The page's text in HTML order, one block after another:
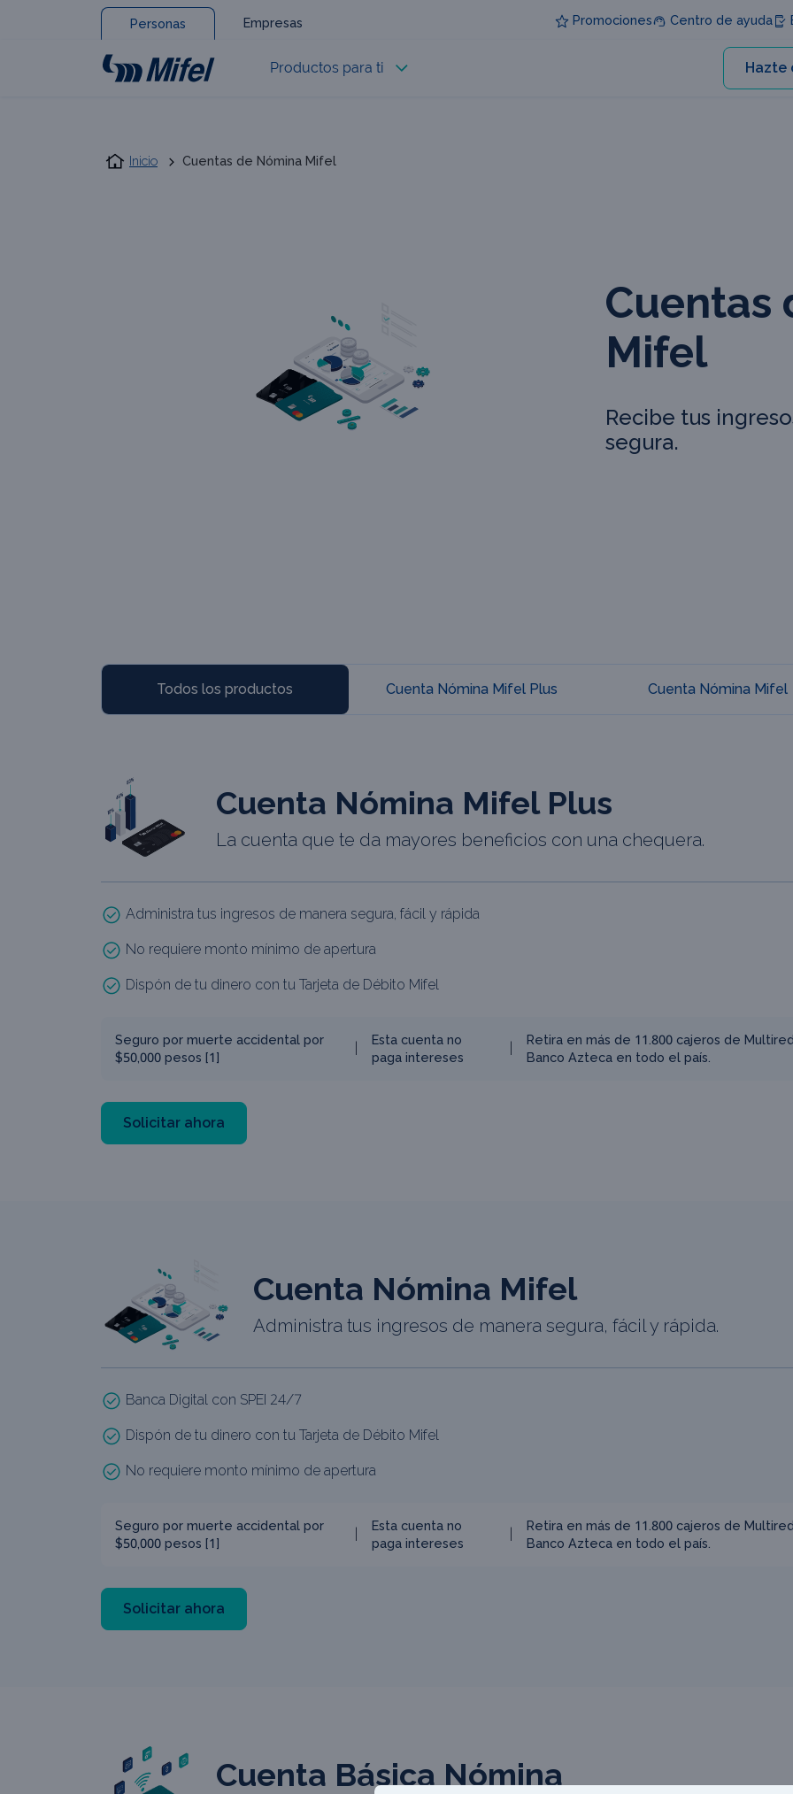
Personas Empresas Promociones Centro de ayuda
Productos para ti Hazte
Inicio Cuentas de Nómina Mifel
Cuentas
Mifel
Recibe tus
segura.
Todos los productos Cuenta Nómina Mifel Plus Cuenta Nómina Mifel
Cuenta Nómina Mifel Plus
La cuenta que te da mayores beneficios con una chequera.
Administra tus ingresos de manera segura, fácil y rápida
No requiere monto mínimo de apertura
Dispón de tu dinero con tu Tarjeta de Débito Mifel
Seguro por muerte accidental por
$50,000 pesos [1]
Esta cuenta no
paga intereses
Retira en más de 11.800 cajeros de
Banco Azteca en todo el país.
Solicitar ahora
Cuenta Nómina Mifel
Administra tus ingresos de manera segura, fácil y rápida.
Banca Digital con SPEI 24/7
Dispón de tu dinero con tu Tarjeta de Débito Mifel
No requiere monto mínimo de apertura
Seguro por muerte accidental por
$50,000 pesos [1]
Esta cuenta no
paga intereses
Retira en más de 11.800 cajeros de
Banco Azteca en todo el país.
Solicitar ahora
Cuenta Básica Nómina